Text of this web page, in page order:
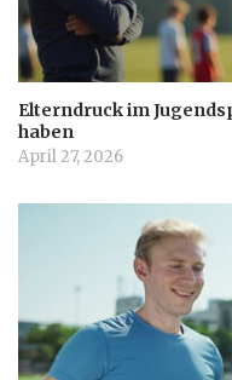
Elterndruck im
haben
April 27, 2026